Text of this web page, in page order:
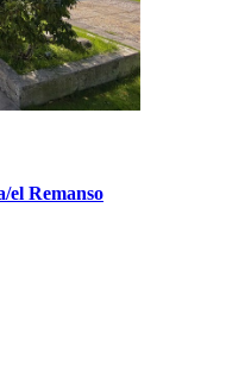
el Remanso